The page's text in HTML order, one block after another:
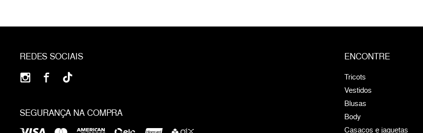
REDES SOCIAIS
SEGURANÇA NA COMPRA
ENCONTRE
Tricots
Vestidos
Blusas
Body
Casacos e jaquetas